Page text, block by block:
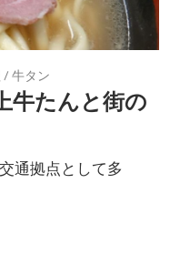
/牛タン
牛たんと街の
通拠点として多